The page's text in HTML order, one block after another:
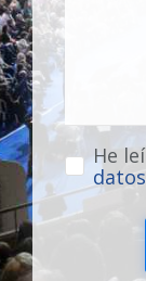
He
datos